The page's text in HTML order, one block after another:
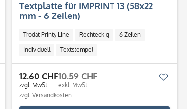
Merken
Textplatte für IMPRINT 13 (58x22
mm - 6 Zeilen)
Trodat Printy Line Rechteckig 6 Zeilen
Individuell Textstempel
12.60 CHF
zzgl. MwSt.
10.59 CHF
exkl. MwSt.
zzgl. Versandkosten